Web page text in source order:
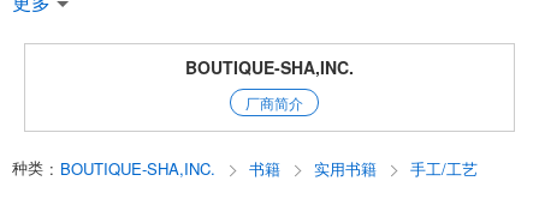
系带制作
English
BOUTIQUE-SHA,INC.
厂商简介
种类 : BOUTIQUE-SHA,INC. 书籍 实用书籍 手工/工艺